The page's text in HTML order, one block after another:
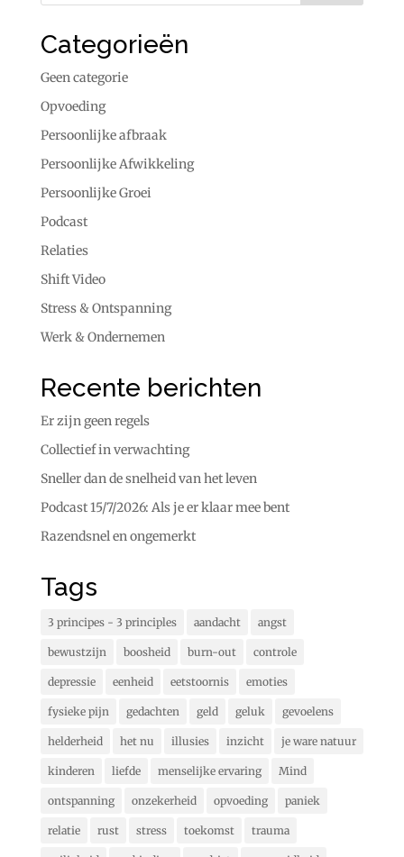
Categorieën
Geen categorie
Opvoeding
Persoonlijke afbraak
Persoonlijke Afwikkeling
Persoonlijke Groei
Podcast
Relaties
Shift Video
Stress & Ontspanning
Werk & Ondernemen
Recente berichten
Er zijn geen regels
Collectief in verwachting
Sneller dan de snelheid van het leven
Podcast 15/7/2026: Als je er klaar mee bent
Razendsnel en ongemerkt
Tags
3 principes - 3 principles aandacht angst
bewustzijn boosheid burn-out controle
depressie eenheid eetstoornis emoties
fysieke pijn gedachten geld geluk gevoelens
helderheid het nu illusies inzicht je ware natuur
kinderen liefde menselijke ervaring Mind
ontspanning onzekerheid opvoeding paniek
relatie rust stress toekomst trauma